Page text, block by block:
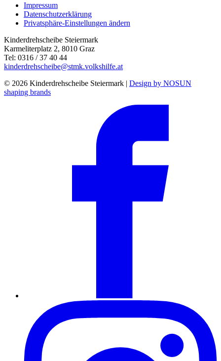
Impressum
Datenschutzerklärung
Privatsphäre-Einstellungen ändern
Kinderdrehscheibe Steiermark
Karmeliterplatz 2, 8010 Graz
Tel: 0316 / 37 40 44
kinderdrehscheibe@stmk.volkshilfe.at
© 2026 Kinderdrehscheibe Steiermark | Design by NOSUN
shaping brands